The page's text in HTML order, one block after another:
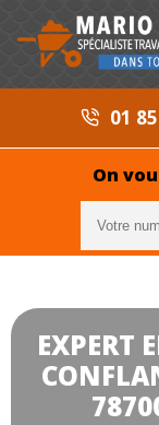
01
On
EXPERT